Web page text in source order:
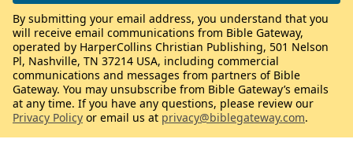
By submitting your email address, you understand that you
will receive email communications from Bible Gateway,
operated by HarperCollins Christian Publishing, 501 Nelson
Pl, Nashville, TN 37214 USA, including commercial
communications and messages from partners of Bible
Gateway. You may unsubscribe from Bible Gateway’s emails
at any time. If you have any questions, please review our
Privacy Policy or email us at privacy@biblegateway.com.